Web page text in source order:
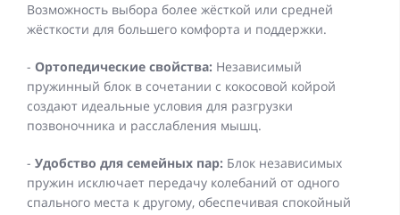
Возможность выбора более жёсткой или средней
жёсткости для большего комфорта и поддержки.
- Ортопедические свойства: Независимый
пружинный блок в сочетании с кокосовой койрой
создают идеальные условия для разгрузки
позвоночника и расслабления мышц.
- Удобство для семейных пар: Блок независимых
пружин исключает передачу колебаний от одного
спального места к другому, обеспечивая спокойный